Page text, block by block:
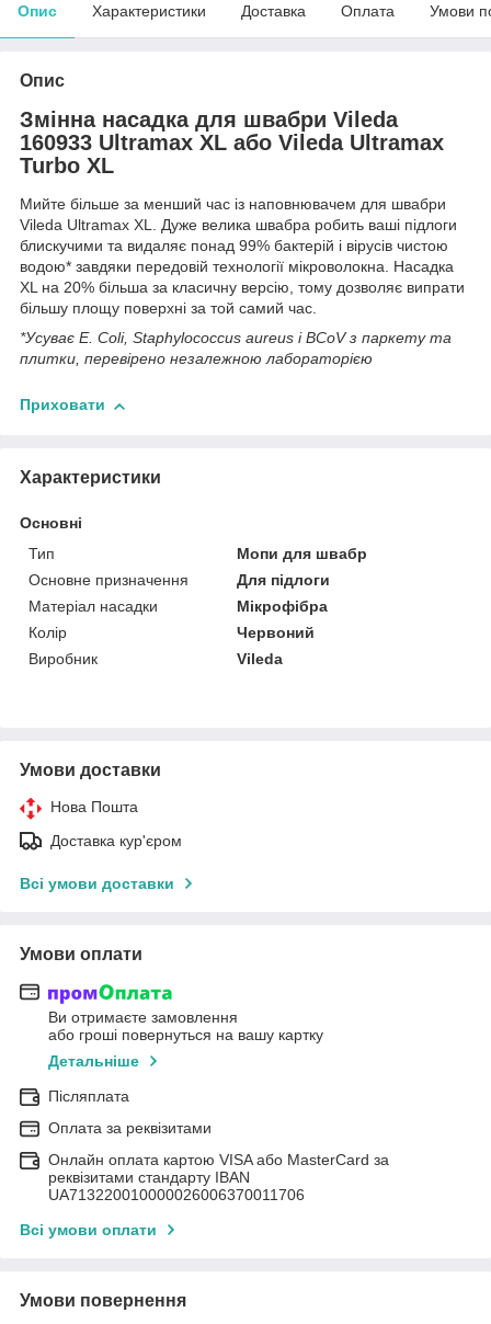
Опис Характеристики Доставка Оплата Умови
Опис
Змінна насадка для швабри Vileda
160933 Ultramax XL або Vileda Ultramax
Turbo XL
Мийте більше за менший час із наповнювачем для швабри
Vileda Ultramax XL. Дуже велика швабра робить ваші підлоги
блискучими та видаляє понад 99% бактерій і вірусів чистою
водою* завдяки передовій технології мікроволокна. Насадка
XL на 20% більша за класичну версію, тому дозволяє випрати
більшу площу поверхні за той самий час.
*Усуває E. Coli, Staphylococcus aureus і BCoV з паркету та
плитки, перевірено незалежною лабораторією
Приховати
Характеристики
Основні
Тип
Мопи для швабр
Основне призначення
Для підлоги
Матеріал насадки
Мікрофібра
Колір
Червоний
Виробник
Vileda
Умови доставки
Нова Пошта
Доставка кур'єром
Всі умови доставки
Умови оплати
Ви отримаєте замовлення
або гроші повернуться на вашу картку
Детальніше
Післяплата
Оплата за реквізитами
Онлайн оплата картою VISA або MasterCard за
реквізитами стандарту IBAN
UA713220010000026006370011706
Всі умови оплати
Умови повернення